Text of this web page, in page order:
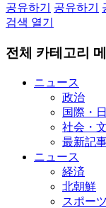
공유하기
공유하기
검색 열기
전체 카테고리
ニュース
政治
国際・
社会・
最新記
ニュース
経済
北朝鮮
スポーツ